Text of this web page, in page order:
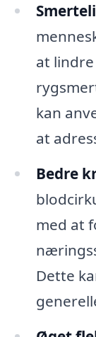
at
kan
at
Bedre
med at
Dette